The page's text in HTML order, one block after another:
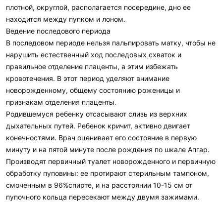
плотной, округлой, располагается посередине, дно ее
находится между пупком и лоном.
Ведение последового периода
В последовом периоде нельзя пальпировать матку, чтобы не
нарушить естественный ход последовых схваток и
правильное отделение плаценты, а этим избежать
кровотечения. В этот период уделяют внимание
новорожденному, общему состоянию роженицы и
признакам отделения плаценты.
Родившемуся ребенку отсасывают слизь из верхних
дыхательных путей. Ребенок кричит, активно двигает
конечностями. Врач оценивает его состояние в первую
минуту и на пятой минуте после рождения по шкале Апгар.
Производят первичный туалет новорожденного и первичную
обработку пуповины: ее протирают стерильным тампоном,
смоченным в 96%спирте, и на расстоянии 10-15 см от
пупочного кольца пересекают между двумя зажимами.